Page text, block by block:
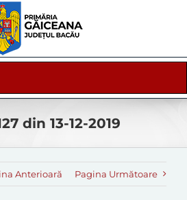
din 13-12-2019
Anterioară Pagina Următoare